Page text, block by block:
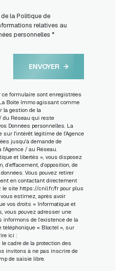
la Politique de
relatives au
personnelles *
ENVOYER
formulaire sont enregistrées
Boite Immo agissant comme
la gestion de la
du Réseau qui reste
Données personnelles. La
sur l'intérêt légitime de l'Agence
jusqu'à demande de
/ au Réseau.
et libertés », vous disposez
d’effacement, d’opposition, de
Vous pouvez retirer
en contactant directement
le site https://cnil.fr/frpour plus
estimez, après avoir
vos droits « Informatique et
vous pouvez adresser une
informons de l’existence de la
téléphonique « Bloctel », sur
ici :
le cadre de la protection des
invitons à ne pas inscrire de
de saisie libre.